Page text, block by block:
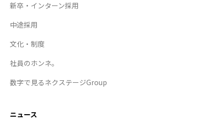
新卒・インターン採用
中途採用
文化・制度
社員のホンネ。
数字で見るネクステージGroup
ニュース